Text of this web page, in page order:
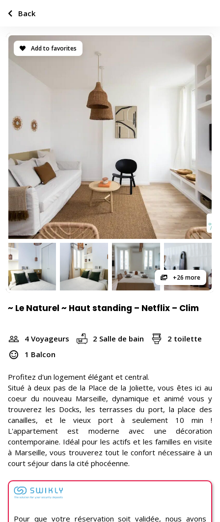
Add to favorites
+26 more
~ Le Naturel ~ Haut standing – Netflix – Clim
4 Voyageurs 2 Salle de bain
2 toilette
1 Balcon
Profitez d'un logement élégant et central.
Situé à deux pas de la Place de la Joliette, vous êtes ici au
coeur du nouveau Marseille, dynamique et animé vous y
trouverez les Docks, les terrasses du port, la place des
canailles, et le vieux port à seulement 10 min !
L'appartement est moderne avec une décoration
contemporaine. Idéal pour les actifs et les familles en visite
à Marseille, vous trouverez tout le confort nécessaire à un
court séjour dans la cité phocéenne.
Pour que votre réservation soit validée, nous avons
Back